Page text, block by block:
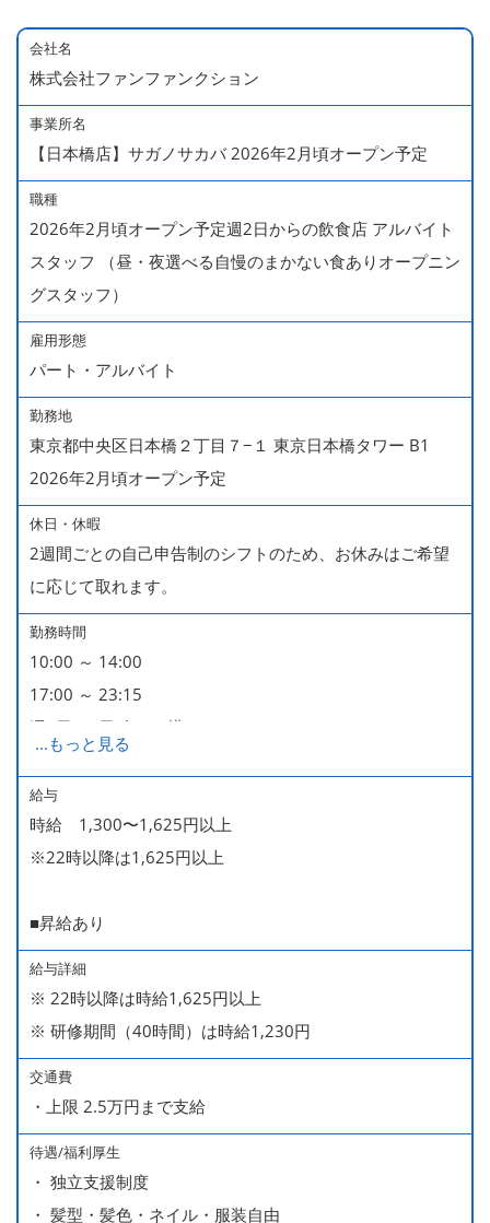
会社名
株式会社ファンファンクション
事業所名
【日本橋店】サガノサカバ 2026年2月頃オープン予定
職種
2026年2月頃オープン予定週2日からの飲食店 アルバイト
スタッフ （昼・夜選べる自慢のまかない食ありオープニン
グスタッフ）
雇用形態
パート・アルバイト
勤務地
東京都中央区日本橋２丁目７−１ 東京日本橋タワー B1
2026年2月頃オープン予定
休日・休暇
2週間ごとの自己申告制のシフトのため、お休みはご希望
に応じて取れます。
勤務時間
10:00 ～ 14:00
17:00 ～ 23:15
週2日・1日4h～で構いません。
■時短勤務制度あり
...もっと見る
給与
時給 1,300〜1,625円以上
※22時以降は1,625円以上
■昇給あり
給与詳細
※ 22時以降は時給1,625円以上
※ 研修期間（40時間）は時給1,230円
交通費
・上限 2.5万円まで支給
待遇/福利厚生
・ 独立支援制度
・ 髪型・髪色・ネイル・服装自由